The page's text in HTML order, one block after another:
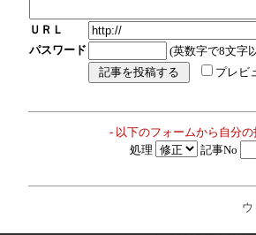
ＵＲＬ
パスワード
(英数字で8文字
プレビ
- 以下のフォームから自分
処理
記事No